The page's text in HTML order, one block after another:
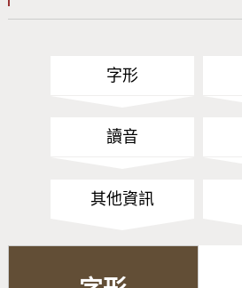
字形
讀音
其他資訊